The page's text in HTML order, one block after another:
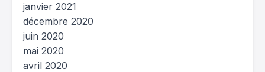
janvier 2021
décembre 2020
juin 2020
mai 2020
avril 2020